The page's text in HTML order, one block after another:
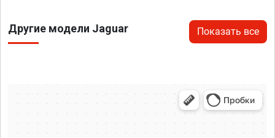
Другие модели Jaguar Показать все